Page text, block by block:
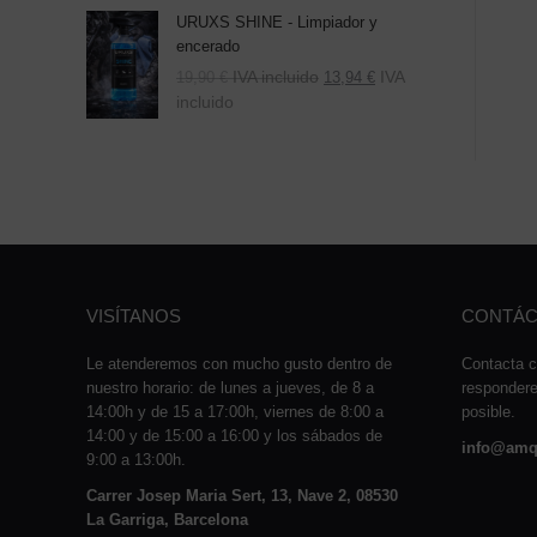
URUXS SHINE - Limpiador y
encerado
19,90 € IVA incluido 13,94 € IVA
incluido
VISÍTANOS
Le atenderemos con mucho gusto dentro de
nuestro horario: de lunes a jueves, de 8 a
14:00h y de 15 a 17:00h, viernes de 8:00 a
14:00 y de 15:00 a 16:00 y los sábados de
9:00 a 13:00h.
Carrer Josep Maria Sert, 13, Nave 2, 08530
La Garriga, Barcelona
Contacta
posible.